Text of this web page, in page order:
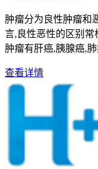
肿瘤分为良性肿瘤和
言,良性恶性的区别
肿瘤有肝癌,胰腺癌,
查看详情